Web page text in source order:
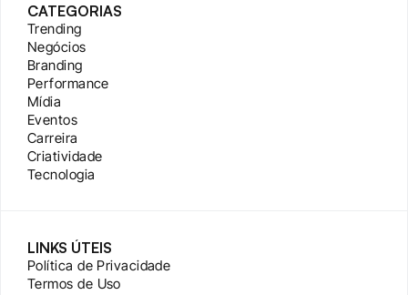
CATEGORIAS
Trending
Negócios
Branding
Performance
Mídia
Eventos
Carreira
Criatividade
Tecnologia
LINKS ÚTEIS
Política de Privacidade
Termos de Uso